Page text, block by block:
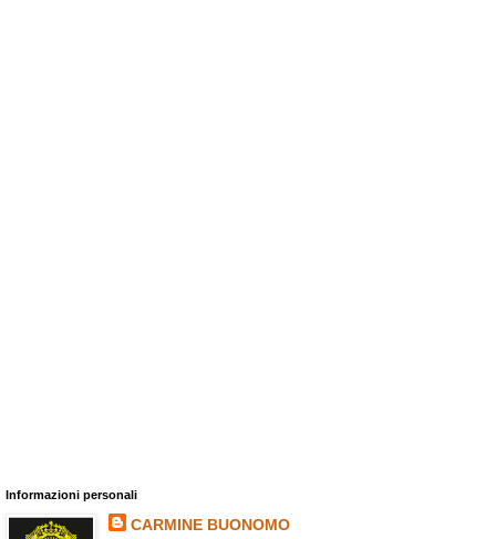
Informazioni personali
CARMINE BUONOMO